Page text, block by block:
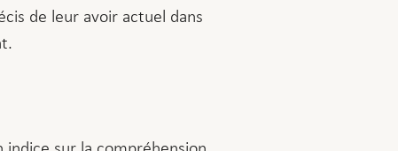
de leur avoir actuel dans